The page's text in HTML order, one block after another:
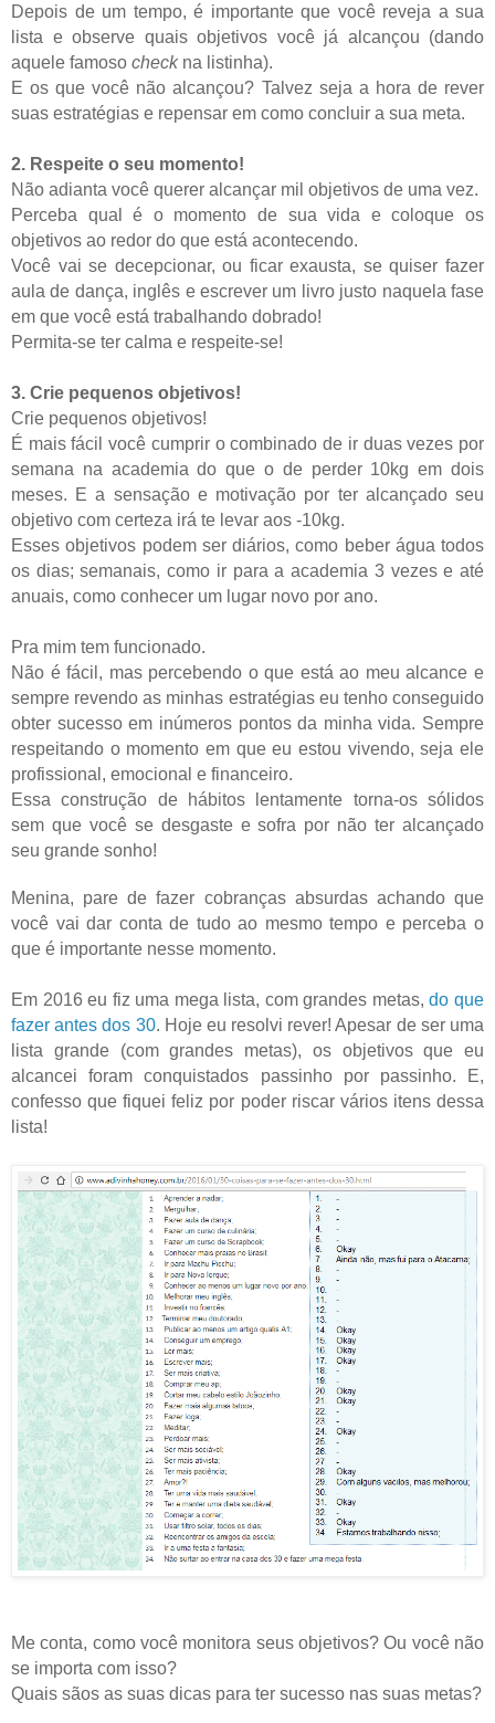
Depois de um tempo, é importante que você reveja a sua
lista e observe quais objetivos você já alcançou (dando
aquele famoso check na listinha).
E os que você não alcançou? Talvez seja a hora de rever
suas estratégias e repensar em como concluir a sua meta.
2. Respeite o seu momento!
Não adianta você querer alcançar mil objetivos de uma vez.
Perceba qual é o momento de sua vida e coloque os
objetivos ao redor do que está acontecendo.
Você vai se decepcionar, ou ficar exausta, se quiser fazer
aula de dança, inglês e escrever um livro justo naquela fase
em que você está trabalhando dobrado!
Permita-se ter calma e respeite-se!
3. Crie pequenos objetivos!
Crie pequenos objetivos!
É mais fácil você cumprir o combinado de ir duas vezes por
semana na academia do que o de perder 10kg em dois
meses. E a sensação e motivação por ter alcançado seu
objetivo com certeza irá te levar aos -10kg.
Esses objetivos podem ser diários, como beber água todos
os dias; semanais, como ir para a academia 3 vezes e até
anuais, como conhecer um lugar novo por ano.
Pra mim tem funcionado.
Não é fácil, mas percebendo o que está ao meu alcance e
sempre revendo as minhas estratégias eu tenho conseguido
obter sucesso em inúmeros pontos da minha vida. Sempre
respeitando o momento em que eu estou vivendo, seja ele
profissional, emocional e financeiro.
Essa construção de hábitos lentamente torna-os sólidos
sem que você se desgaste e sofra por não ter alcançado
seu grande sonho!
Menina, pare de fazer cobranças absurdas achando que
você vai dar conta de tudo ao mesmo tempo e perceba o
que é importante nesse momento.
Em 2016 eu fiz uma mega lista, com grandes metas,do que
fazer antes dos 30. Hoje eu resolvi rever! Apesar de ser uma
lista grande (com grandes metas), os objetivos que eu
alcancei foram conquistados passinho por passinho. E,
confesso que fiquei feliz por poder riscar vários itens dessa
lista!
Me conta, como você monitora seus objetivos? Ou você não
se importa com isso?
Quais sãos as suas dicas para ter sucesso nas suas metas?